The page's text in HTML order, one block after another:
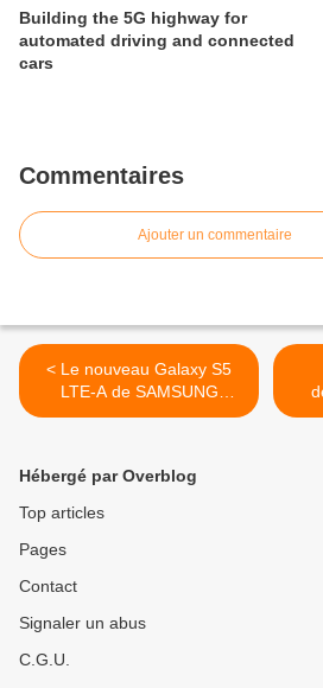
Building the 5G highway for
automated driving and connected
cars
Commentaires
Ajouter un commentaire
< Le nouveau Galaxy S5
LTE-A de SAMSUNG
capable de prendre en
Hébergé par Overblog
Top articles
Pages
Contact
Signaler un abus
C.G.U.